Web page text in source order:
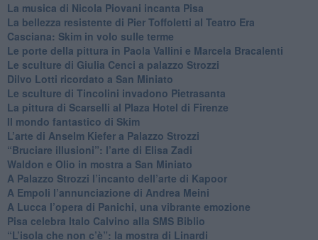
​La musica di Nicola Piovani incanta Pisa
​La bellezza resistente di Pier Toffoletti al Teatro Era
​Casciana: Skim in volo sulle terme
​Le porte della pittura in Paola Vallini e Marcela Bracalenti
​Le sculture di Giulia Cenci a palazzo Strozzi
​Dilvo Lotti ricordato a San Miniato
​Le sculture di Tincolini invadono Pietrasanta
La pittura di Scarselli al Plaza Hotel di Firenze
​Il mondo fantastico di Skim
​L’arte di Anselm Kiefer a Palazzo Strozzi
​“Bruciare illusioni”: l’arte di Elisa Zadi
​Waldon e Olio in mostra a San Miniato
​A Palazzo Strozzi l’incanto dell’arte di Kapoor
​A Empoli l’annunciazione di Andrea Meini
A Lucca l’opera di Panichi, una vibrante emozione
Pisa celebra Italo Calvino alla SMS Biblio
“L’isola che non c’è”: la mostra di Linardi